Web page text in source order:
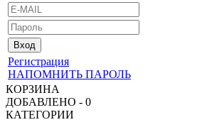
Регистрация
НАПОМНИТЬ ПАРОЛЬ
КОРЗИНА
ДОБАВЛЕНО - 0
КАТЕГОРИИ